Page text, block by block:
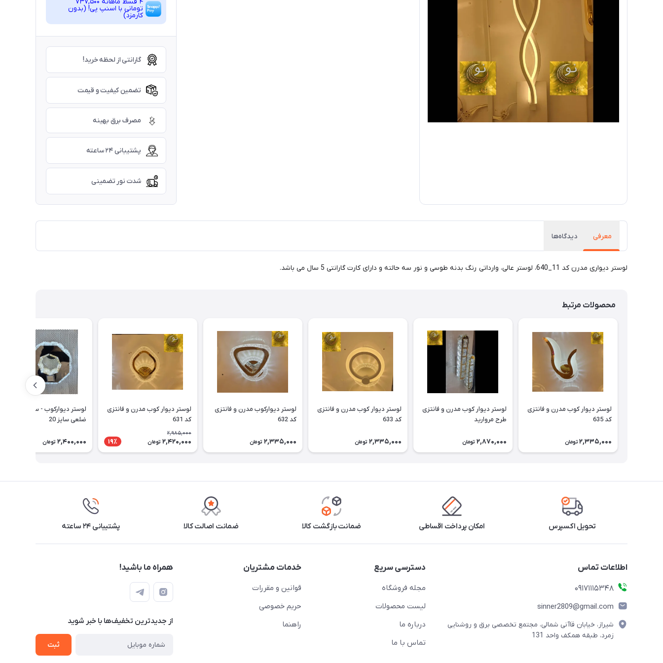
تومانی با اسنپ ‌پی! (بدون
کارمزد)
گارانتی از لحظه خرید!
تضمین کیفیت و قیمت
مصرف برق بهینه
پشتیبانی ۲۴ ساعته
شدت نور تضمینی
معرفی دیدگاه‌ها
لوستر دیواری مدرن کد 11_640، لوستر عالی، وارداتی رنگ بدنه طوسی و نور سه حالته و دارای کارت گارانتی 5 سال می باشد.
محصولات مرتبط
لوستر دیوار کوب مدرن و فانتزی
کد 635
2,335,000 تومان
لوستر دیوار کوب مدرن و فانتزی
طرح مروارید
2,870,000 تومان
لوستر دیوار کوب مدرن و فانتزی
کد 633
2,335,000 تومان
لوستر دیوارکوب مدرن و فانتزی
کد 632
2,335,000 تومان
لوستر دیوار کوب مدرن و فانتزی
کد 631
2,985,000
2,420,000 تومان 19٪
ضلعی سایز 20
2,400,000 تومان
تحویل اکسپرس امکان پرداخت اقساطی ضمانت بازگشت کالا ضمانت اصالت کالا پشتیبانی ۲۴ ساعته
اطلاعات تماس
09171115348
sinner2809@gmail.com
شیراز، خیابان قاآنی شمالی، مجتمع تخصصی برق و روشنایی
زمرد، طبقه همکف واحد 131
دسترسی سریع
مجله فروشگاه
لیست محصولات
درباره ما
تماس با ما
خدمات مشتریان
قوانین و مقررات
حریم خصوصی
راهنما
همراه ما باشید!
از جدید‌ترین تخفیف‌ها با‌ خبر شوید
ثبت